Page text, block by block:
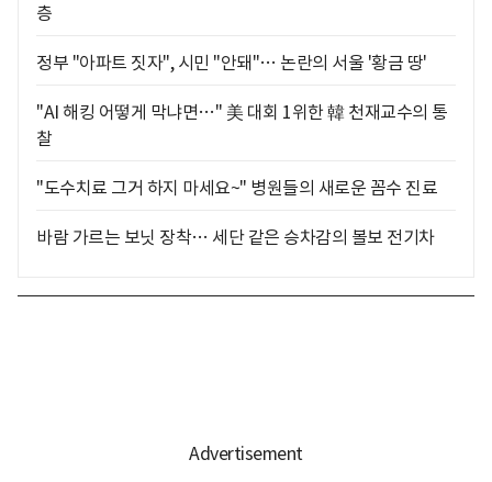
층
정부 "아파트 짓자", 시민 "안돼"… 논란의 서울 '황금 땅'
"AI 해킹 어떻게 막냐면…" 美 대회 1위한 韓 천재교수의 통
찰
"도수치료 그거 하지 마세요~" 병원들의 새로운 꼼수 진료
바람 가르는 보닛 장착… 세단 같은 승차감의 볼보 전기차